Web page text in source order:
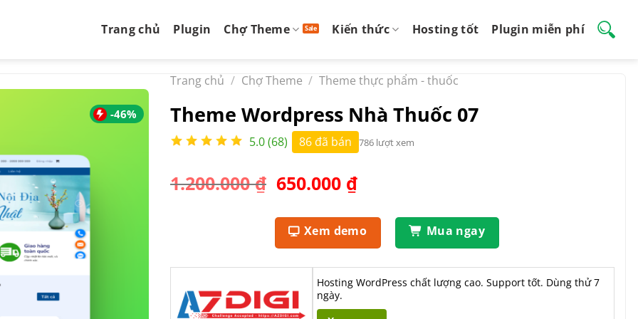
Trang chủ Plugin Chợ Theme Kiến thức Hosting tốt Plugin miễn phí
-46%
Trang chủ / Chợ Theme / Theme thực phẩm - thuốc
Theme Wordpress Nhà Thuốc 07
5.0 (68) 86 đã bán 786 lượt xem
1.200.000₫ Giá
là:
1.200.000 ₫.
650.000 ₫Giá
tại
là:
650.000 ₫.
Xem demo Mua ngay
Hosting WordPress chất lượng cao. Support tốt. Dùng thử 7
ngày.